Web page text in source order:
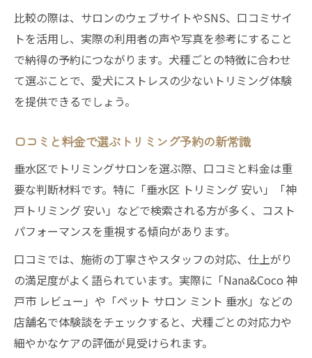
比較の際は、サロンのウェブサイトやSNS、口コミサイ
トを活用し、実際の利用者の声や写真を参考にすること
で納得の予約につながります。犬種ごとの特徴に合わせ
て選ぶことで、愛犬にストレスの少ないトリミング体験
を提供できるでしょう。
口コミと料金で選ぶトリミング予約の新常識
垂水区でトリミングサロンを選ぶ際、口コミと料金は重
要な判断材料です。特に「垂水区 トリミング 安い」「神
戸トリミング 安い」などで検索される方が多く、コスト
パフォーマンスを重視する傾向があります。
口コミでは、施術の丁寧さやスタッフの対応、仕上がり
の満足度がよく語られています。実際に「Nana&Coco 神
戸市 レビュー」や「ペット サロン ミント 垂水」などの
店舗名で体験談をチェックすると、犬種ごとの対応力や
細やかなケアの評価が見受けられます。